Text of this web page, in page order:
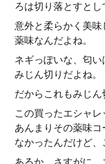
ろは切り落とすとし
意外と柔らかく美
薬味なんだよね。
ネギっぽいな、匂
みじん切りだよね。
だからこれもみじん
この買ったエシャ
あんまりその薬味
なかったんだけど、